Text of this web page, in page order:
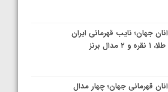
جهان؛ نایب قهرمانی ایران
قهرمانی جهان؛ چهار مدال